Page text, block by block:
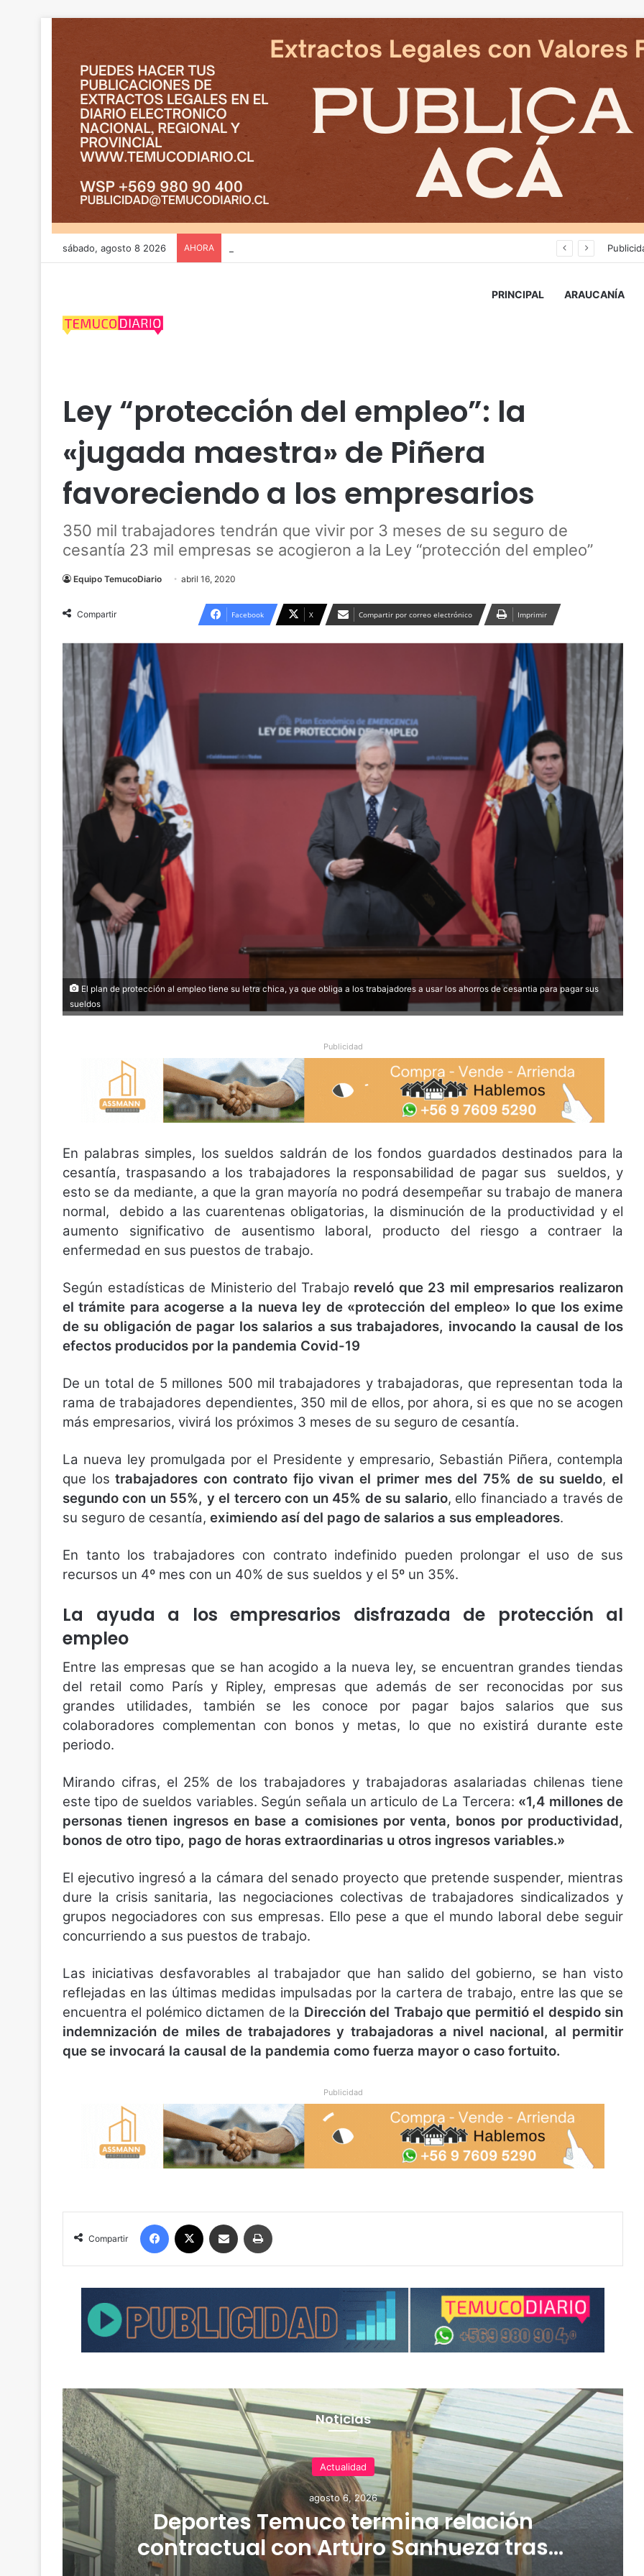
sábado, agosto 8 2026 AHORA
PRINCIPAL ARAUCANÍA
Ley “protección del empleo”: la
«jugada maestra» de Piñera
favoreciendo a los empresarios
350 mil trabajadores tendrán que vivir por 3 meses de su seguro de
cesantía 23 mil empresas se acogieron a la Ley “protección del empleo”
Equipo TemucoDiario abril 16, 2020
Compartir Facebook X Compartir por correo electrónico Imprimir
El plan de protección al empleo tiene su letra chica, ya que obliga a los trabajadores a usar los ahorros de cesantia para pagar sus
sueldos
Publicidad
En palabras simples, los sueldos saldrán de los fondos guardados destinados para la
cesantía, traspasando a los trabajadores la responsabilidad de pagar sus sueldos, y
esto se da mediante, a que la gran mayoría no podrá desempeñar su trabajo de manera
normal, debido a las cuarentenas obligatorias, la disminución de la productividad y el
aumento significativo de ausentismo laboral, producto del riesgo a contraer la
enfermedad en sus puestos de trabajo.
Según estadísticas de Ministerio del Trabajo reveló que 23 mil empresarios realizaron
el trámite para acogerse a la nueva ley de «protección del empleo» lo que los exime
de su obligación de pagar los salarios a sus trabajadores, invocando la causal de los
efectos producidos por la pandemia Covid-19
De un total de 5 millones 500 mil trabajadores y trabajadoras, que representan toda la
rama de trabajadores dependientes, 350 mil de ellos, por ahora, si es que no se acogen
más empresarios, vivirá los próximos 3 meses de su seguro de cesantía.
La nueva ley promulgada por el Presidente y empresario, Sebastián Piñera, contempla
que lostrabajadores con contrato fijo vivan el primer mes del 75% de su sueldo,el
segundo con un 55%, y el tercero con un 45% de su salario, ello financiado a través de
su seguro de cesantía, eximiendo así del pago de salarios a sus empleadores.
En tanto los trabajadores con contrato indefinido pueden prolongar el uso de sus
recursos un 4º mes con un 40% de sus sueldos y el 5º un 35%.
La ayuda a los empresarios disfrazada de protección al
empleo
Entre las empresas que se han acogido a la nueva ley, se encuentran grandes tiendas
del retail como París y Ripley, empresas que además de ser reconocidas por sus
grandes utilidades, también se les conoce por pagar bajos salarios que sus
colaboradores complementan con bonos y metas, lo que no existirá durante este
periodo.
Mirando cifras, el 25% de los trabajadores y trabajadoras asalariadas chilenas tiene
este tipo de sueldos variables. Según señala un articulo de La Tercera: «1,4 millones de
personas tienen ingresos en base a comisiones por venta, bonos por productividad,
bonos de otro tipo, pago de horas extraordinarias u otros ingresos variables.»
El ejecutivo ingresó a la cámara del senado proyecto que pretende suspender, mientras
dure la crisis sanitaria, las negociaciones colectivas de trabajadores sindicalizados y
grupos negociadores con sus empresas. Ello pese a que el mundo laboral debe seguir
concurriendo a sus puestos de trabajo.
Las iniciativas desfavorables al trabajador que han salido del gobierno, se han visto
reflejadas en las últimas medidas impulsadas por la cartera de trabajo, entre las que se
encuentra el polémico dictamen de la Dirección del Trabajo que permitió el despido sin
indemnización de miles de trabajadores y trabajadoras a nivel nacional, al permitir
que se invocará la causal de la pandemia como fuerza mayor o caso fortuito.
Publicidad
Compartir
Noticias
Actualidad
agosto 6, 2026
Deportes Temuco termina relación
contractual con Arturo Sanhueza tras